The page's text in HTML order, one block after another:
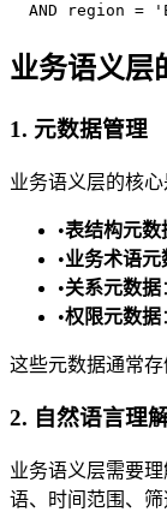
业务语义层
1. 元数据管理
业务语义层的核心
•表结构元数
•业务术语元
•关系元数据
•权限元数据
这些元数据通常存
2. 自然语言理
业务语义层需要
语、时间范围、筛